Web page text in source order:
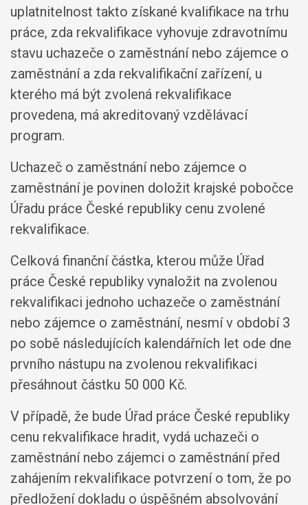
uplatnitelnost takto získané kvalifikace na trhu
práce, zda rekvalifikace vyhovuje zdravotnímu
stavu uchazeče o zaměstnání nebo zájemce o
zaměstnání a zda rekvalifikační zařízení, u
kterého má být zvolená rekvalifikace
provedena, má akreditovaný vzdělávací
program.
Uchazeč o zaměstnání nebo zájemce o
zaměstnání je povinen doložit krajské pobočce
Úřadu práce České republiky cenu zvolené
rekvalifikace.
Celková finanční částka, kterou může Úřad
práce České republiky vynaložit na zvolenou
rekvalifikaci jednoho uchazeče o zaměstnání
nebo zájemce o zaměstnání, nesmí v období 3
po sobě následujících kalendářních let ode dne
prvního nástupu na zvolenou rekvalifikaci
přesáhnout částku 50 000 Kč.
V případě, že bude Úřad práce České republiky
cenu rekvalifikace hradit, vydá uchazeči o
zaměstnání nebo zájemci o zaměstnání před
zahájením rekvalifikace potvrzení o tom, že po
předložení dokladu o úspěšném absolvování